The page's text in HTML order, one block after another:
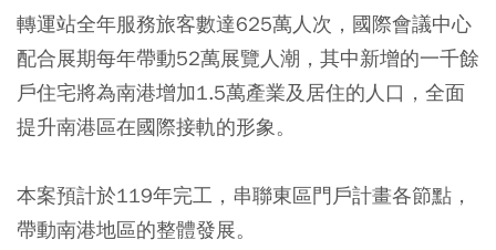
轉運站全年服務旅客數達625萬人次，國際會議中心
配合展期每年帶動52萬展覽人潮，其中新增的一千餘
戶住宅將為南港增加1.5萬產業及居住的人口，全面
提升南港區在國際接軌的形象。
本案預計於119年完工，串聯東區門戶計畫各節點，
帶動南港地區的整體發展。